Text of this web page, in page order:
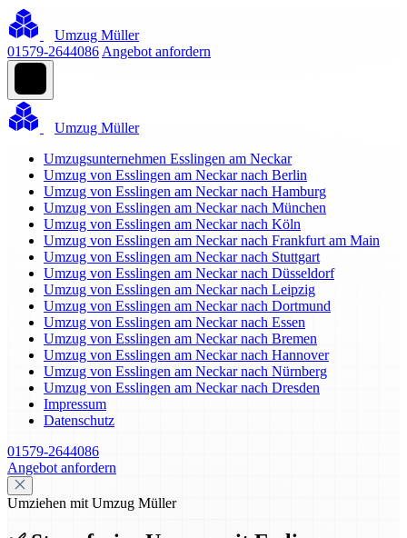
Umzug Müller
01579-2644086 Angebot anfordern
Umzug Müller
Umzugsunternehmen Esslingen am Neckar
Umzug von Esslingen am Neckar nach Berlin
Umzug von Esslingen am Neckar nach Hamburg
Umzug von Esslingen am Neckar nach München
Umzug von Esslingen am Neckar nach Köln
Umzug von Esslingen am Neckar nach Frankfurt am Main
Umzug von Esslingen am Neckar nach Stuttgart
Umzug von Esslingen am Neckar nach Düsseldorf
Umzug von Esslingen am Neckar nach Leipzig
Umzug von Esslingen am Neckar nach Dortmund
Umzug von Esslingen am Neckar nach Essen
Umzug von Esslingen am Neckar nach Bremen
Umzug von Esslingen am Neckar nach Hannover
Umzug von Esslingen am Neckar nach Nürnberg
Umzug von Esslingen am Neckar nach Dresden
Impressum
Datenschutz
01579-2644086
Angebot anfordern
Umziehen mit Umzug Müller